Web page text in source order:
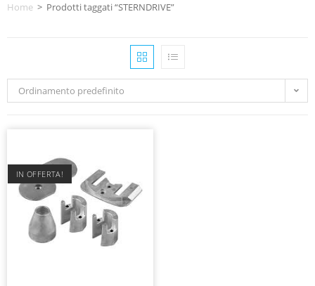
Home > Prodotti taggati “STERNDRIVE”
Ordinamento predefinito
IN OFFERTA!